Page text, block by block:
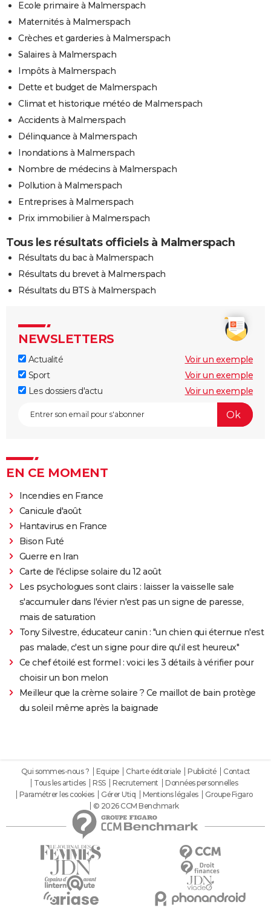
Ecole primaire à Malmerspach
Maternités à Malmerspach
Crèches et garderies à Malmerspach
Salaires à Malmerspach
Impôts à Malmerspach
Dette et budget de Malmerspach
Climat et historique météo de Malmerspach
Accidents à Malmerspach
Délinquance à Malmerspach
Inondations à Malmerspach
Nombre de médecins à Malmerspach
Pollution à Malmerspach
Entreprises à Malmerspach
Prix immobilier à Malmerspach
Tous les résultats officiels à Malmerspach
Résultats du bac à Malmerspach
Résultats du brevet à Malmerspach
Résultats du BTS à Malmerspach
NEWSLETTERS
Actualité
Voir un exemple
Sport
Voir un exemple
Les dossiers d'actu
Voir un exemple
EN CE MOMENT
Incendies en France
Canicule d'août
Hantavirus en France
Bison Futé
Guerre en Iran
Carte de l'éclipse solaire du 12 août
Les psychologues sont clairs : laisser la vaisselle sale
s'accumuler dans l'évier n'est pas un signe de paresse,
mais de saturation
Tony Silvestre, éducateur canin : "un chien qui éternue n'est
pas malade, c'est un signe pour dire qu'il est heureux"
Ce chef étoilé est formel : voici les 3 détails à vérifier pour
choisir un bon melon
Meilleur que la crème solaire ? Ce maillot de bain protège
du soleil même après la baignade
Qui sommes-nous ? Equipe Charte éditoriale Publicité
Contact
Tous les articles
RSS Recrutement
Données personnelles
Paramétrer les cookies
Gérer Utiq Mentions légales
Groupe Figaro
© 2026 CCM Benchmark